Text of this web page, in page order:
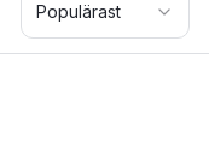
Populärast